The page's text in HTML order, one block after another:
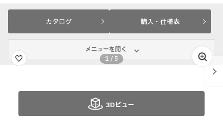
カタログ 購入・仕様表
メニューを開く
1 /5
3Dビュー